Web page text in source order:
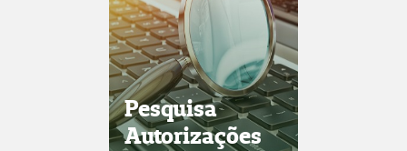
Pesquisa
Autorizações